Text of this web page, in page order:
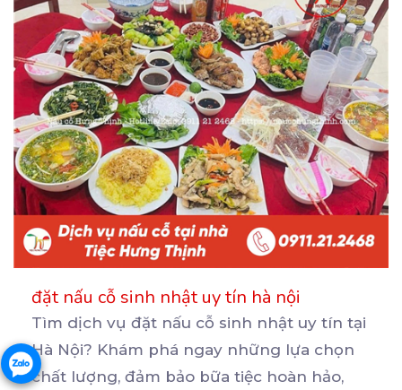
đặt nấu cỗ sinh nhật uy tín hà nội
Tìm dịch vụ đặt nấu cỗ sinh nhật uy tín tại
Hà Nội? Khám phá ngay những lựa chọn
chất lượng, đảm bảo bữa tiệc hoàn hảo,